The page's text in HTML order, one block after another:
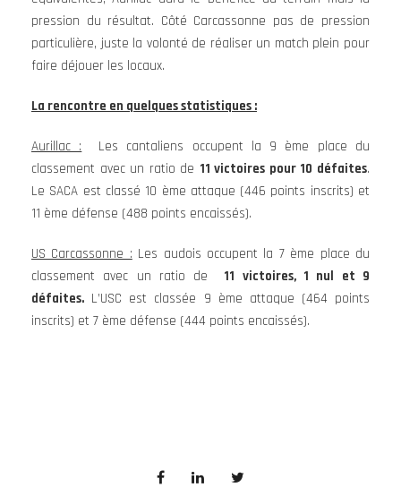
pression du résultat. Côté Carcassonne pas de pression
particulière, juste la volonté de réaliser un match plein pour
faire déjouer les locaux.
La rencontre en quelques statistiques :
Aurillac : Les cantaliens occupent la 9 ème place du
classement avec un ratio de 11 victoires pour 10 défaites.
Le SACA est classé 10 ème attaque (446 points inscrits) et
11 ème défense (488 points encaissés).
US Carcassonne : Les audois occupent la 7 ème place du
classement avec un ratio de
11 victoires, 1 nul et 9
défaites. L’USC est classée 9 ème attaque (464 points
inscrits) et 7 ème défense (444 points encaissés).